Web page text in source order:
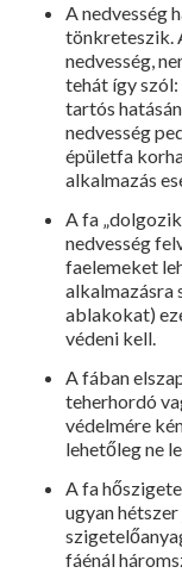
A nedvesség
tönkreteszik.
nedvesség,
tehát így
tartós
nedvesség
épületfa
alkalmazás
A fa
nedvesség
faelemeket
alkalmazásra
ablakokat)
védeni kell.
A fában
teherhordó
védelmére
lehetőleg ne
A fa
ugyan
fáénál